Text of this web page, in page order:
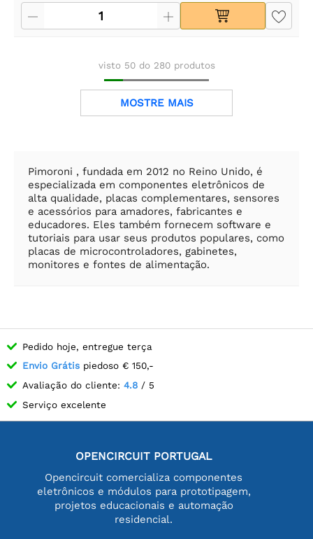
visto 50do 280produtos
MOSTRE MAIS
Pimoroni , fundada em 2012 no Reino Unido, é
especializada em componentes eletrônicos de
alta qualidade, placas complementares, sensores
e acessórios para amadores, fabricantes e
educadores. Eles também fornecem software e
tutoriais para usar seus produtos populares, como
placas de microcontroladores, gabinetes,
monitores e fontes de alimentação.
Pedido hoje, entregue terça
Envio Grátis piedoso € 150,-
Avaliação do cliente: 4.8 / 5
Serviço excelente
OPENCIRCUIT PORTUGAL
Opencircuit comercializa componentes
eletrônicos e módulos para prototipagem,
projetos educacionais e automação
residencial.